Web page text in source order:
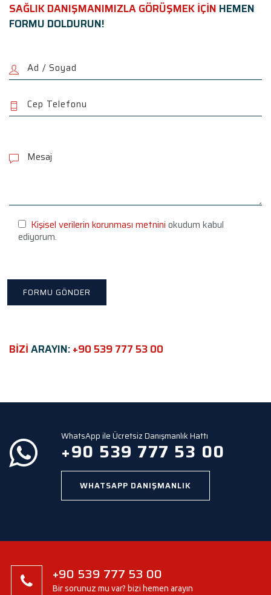
SAĞLIK DANIŞMANIMIZLA GÖRÜŞMEK İÇİN HEMEN
FORMU DOLDURUN!
l
e
h
s
e
l
p
Kişisel verilerin korunması metnini okudum kabul
ediyorum.
BİZİARAYIN:+90 539 777 53 00
WhatsApp ile Ücretsiz Danışmanlık Hattı
+90 539 777 53 00
WHATSAPP DANIŞMANLIK
+90 539 777 53 00
Bir sorunuz mu var? bizi hemen arayın